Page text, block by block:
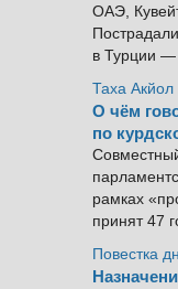
ОАЭ,
в Турции
Таха Акйол
О чём
по
рамках
принят 47
Повестка